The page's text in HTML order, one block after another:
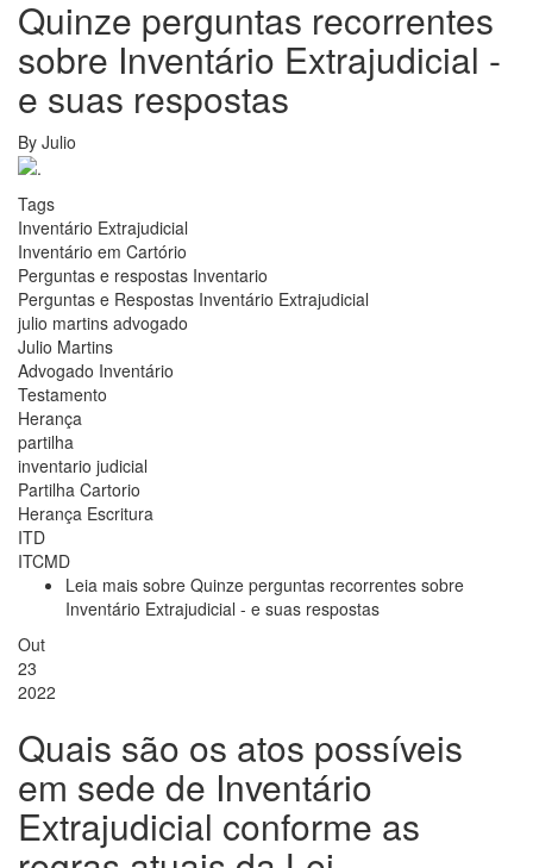
Quinze perguntas recorrentes
sobre Inventário Extrajudicial -
e suas respostas
By Julio
Tags
Inventário Extrajudicial
Inventário em Cartório
Perguntas e respostas Inventario
Perguntas e Respostas Inventário Extrajudicial
julio martins advogado
Julio Martins
Advogado Inventário
Testamento
Herança
partilha
inventario judicial
Partilha Cartorio
Herança Escritura
ITD
ITCMD
Leia mais sobre Quinze perguntas recorrentes sobre
Inventário Extrajudicial - e suas respostas
Out
23
2022
Quais são os atos possíveis
em sede de Inventário
Extrajudicial conforme as